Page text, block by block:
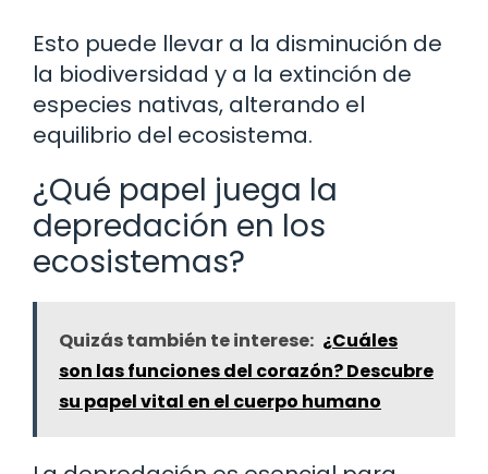
Esto puede llevar a la disminución de
la biodiversidad y a la extinción de
especies nativas, alterando el
equilibrio del ecosistema.
¿Qué papel juega la
depredación en los
ecosistemas?
Quizás también te interese: ¿Cuáles
son las funciones del corazón? Descubre
su papel vital en el cuerpo humano